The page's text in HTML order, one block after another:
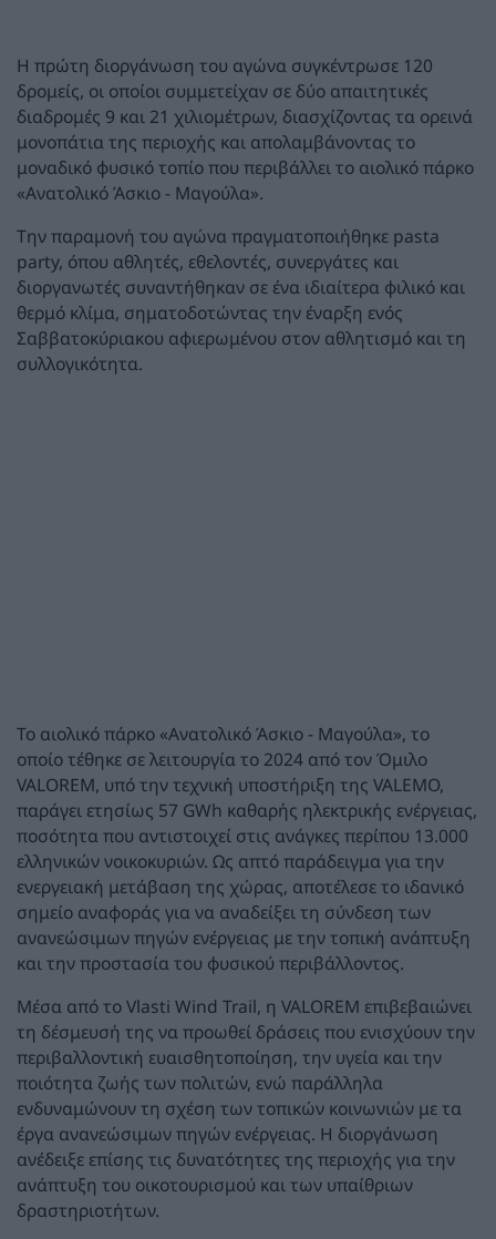
Η πρώτη διοργάνωση του αγώνα συγκέντρωσε 120
δρομείς, οι οποίοι συμμετείχαν σε δύο απαιτητικές
διαδρομές 9 και 21 χιλιομέτρων, διασχίζοντας τα ορεινά
μονοπάτια της περιοχής και απολαμβάνοντας το
μοναδικό φυσικό τοπίο που περιβάλλει το αιολικό πάρκο
«Ανατολικό Άσκιο - Μαγούλα».
Την παραμονή του αγώνα πραγματοποιήθηκε pasta
party, όπου αθλητές, εθελοντές, συνεργάτες και
διοργανωτές συναντήθηκαν σε ένα ιδιαίτερα φιλικό και
θερμό κλίμα, σηματοδοτώντας την έναρξη ενός
Σαββατοκύριακου αφιερωμένου στον αθλητισμό και τη
συλλογικότητα.
Το αιολικό πάρκο «Ανατολικό Άσκιο - Μαγούλα», το
οποίο τέθηκε σε λειτουργία το 2024 από τον Όμιλο
VALOREM, υπό την τεχνική υποστήριξη της VALEMO,
παράγει ετησίως 57 GWh καθαρής ηλεκτρικής ενέργειας,
ποσότητα που αντιστοιχεί στις ανάγκες περίπου 13.000
ελληνικών νοικοκυριών. Ως απτό παράδειγμα για την
ενεργειακή μετάβαση της χώρας, αποτέλεσε το ιδανικό
σημείο αναφοράς για να αναδείξει τη σύνδεση των
ανανεώσιμων πηγών ενέργειας με την τοπική ανάπτυξη
και την προστασία του φυσικού περιβάλλοντος.
Μέσα από το Vlasti Wind Trail, η VALOREM επιβεβαιώνει
τη δέσμευσή της να προωθεί δράσεις που ενισχύουν την
περιβαλλοντική ευαισθητοποίηση, την υγεία και την
ποιότητα ζωής των πολιτών, ενώ παράλληλα
ενδυναμώνουν τη σχέση των τοπικών κοινωνιών με τα
έργα ανανεώσιμων πηγών ενέργειας. Η διοργάνωση
ανέδειξε επίσης τις δυνατότητες της περιοχής για την
ανάπτυξη του οικοτουρισμού και των υπαίθριων
δραστηριοτήτων.